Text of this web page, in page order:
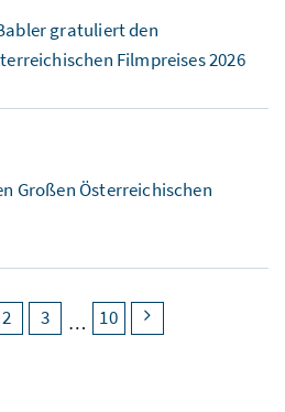
gratuliert den
Filmpreises 2026
Großen Österreichischen
Seite
Seite
2 Seite
3 Seite
10